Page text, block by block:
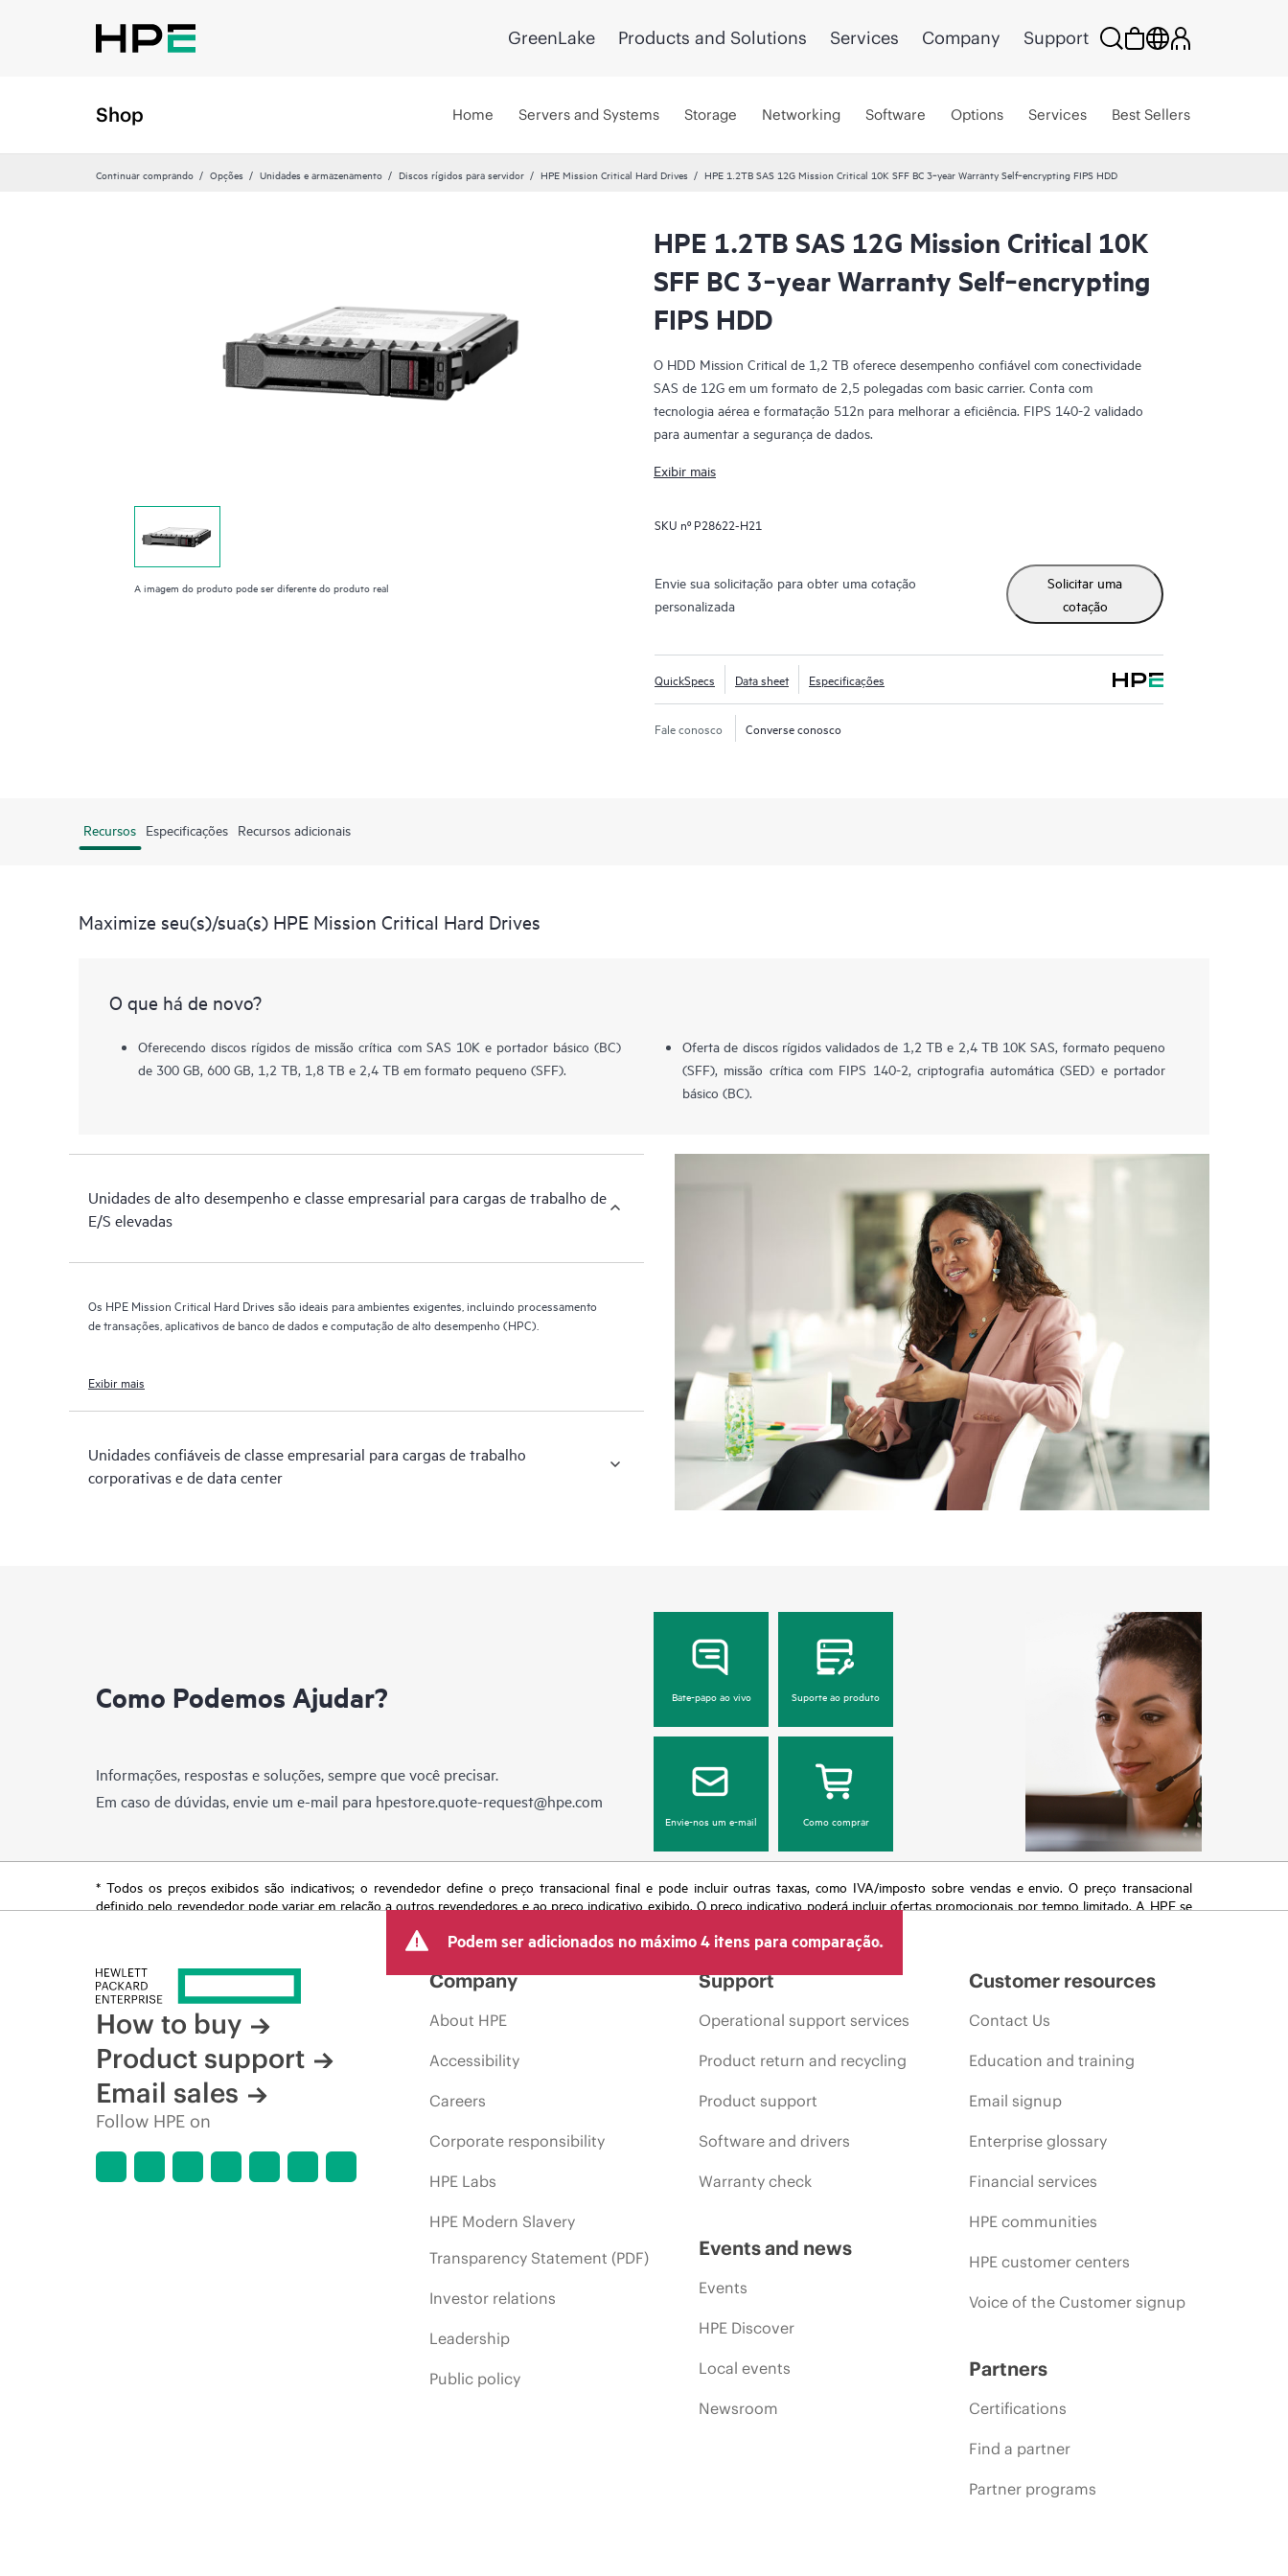
GreenLake Products and Solutions Services Company Support
Shop Home Servers and Systems Storage Networking Software Options Services Best Sellers
Continuar comprando Opções Unidades e armazenamento Discos rígidos para servidor HPE Mission Critical Hard Drives HPE 1.2TB SAS 12G Mission Critical 10K SFF BC 3‑year Warranty Self‑encrypting FIPS HDD
A imagem do produto pode ser diferente do produto real
HPE 1.2TB SAS 12G Mission Critical 10K
SFF BC 3‑year Warranty Self‑encrypting
FIPS HDD
O HDD Mission Critical de 1,2 TB oferece desempenho confiável com conectividade
SAS de 12G em um formato de 2,5 polegadas com basic carrier. Conta com
tecnologia aérea e formatação 512n para melhorar a eficiência. FIPS 140-2 validado
para aumentar a segurança de dados.
Exibir mais
SKU nº P28622-H21
Envie sua solicitação para obter uma cotação
personalizada
Solicitar uma
cotação
QuickSpecs Data sheet Especificações
Fale conosco Converse conosco
Recursos Especificações Recursos adicionais
Maximize seu(s)/sua(s) HPE Mission Critical Hard Drives
O que há de novo?
Oferecendo discos rígidos de missão crítica com SAS 10K e portador básico (BC)
de 300 GB, 600 GB, 1,2 TB, 1,8 TB e 2,4 TB em formato pequeno (SFF).
Oferta de discos rígidos validados de 1,2 TB e 2,4 TB 10K SAS, formato pequeno
(SFF), missão crítica com FIPS 140-2, criptografia automática (SED) e portador
básico (BC).
Unidades de alto desempenho e classe empresarial para cargas de trabalho de
E/S elevadas
Os HPE Mission Critical Hard Drives são ideais para ambientes exigentes, incluindo processamento
de transações, aplicativos de banco de dados e computação de alto desempenho (HPC).
Exibir mais
Unidades confiáveis de classe empresarial para cargas de trabalho
corporativas e de data center
Como Podemos Ajudar?
Informações, respostas e soluções, sempre que você precisar.
Em caso de dúvidas, envie um e-mail para hpestore.quote-request@hpe.com
Bate-papo ao vivo Suporte ao produto
Envie-nos um e-mail Como comprar
* Todos os preços exibidos são indicativos; o revendedor define o preço transacional final e pode incluir outras taxas, como IVA/imposto sobre vendas e envio. O preço transacional
definido pelo revendedor pode variar em relação a outros revendedores e ao preço indicativo exibido. O preço indicativo poderá incluir ofertas promocionais por tempo limitado. A HPE se
de produtos restrita, promoção no fim da vida útil e erros em anúncios.Podem ser adicionados no máximo 4 itens para comparação.
How to buy
Product support
Email sales
Follow HPE on
Company
About HPE
Accessibility
Careers
Corporate responsibility
HPE Labs
HPE Modern Slavery
Transparency Statement (PDF)
Investor relations
Leadership
Public policy
Support
Operational support services
Product return and recycling
Product support
Software and drivers
Warranty check
Events and news
Events
HPE Discover
Local events
Newsroom
Customer resources
Contact Us
Education and training
Email signup
Enterprise glossary
Financial services
HPE communities
HPE customer centers
Voice of the Customer signup
Partners
Certifications
Find a partner
Partner programs